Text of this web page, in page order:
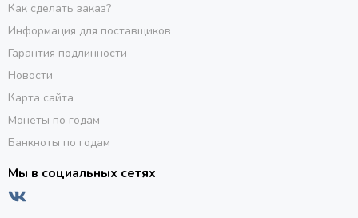
Как сделать заказ?
Информация для поставщиков
Гарантия подлинности
Новости
Карта сайта
Монеты по годам
Банкноты по годам
Мы в социальных сетях